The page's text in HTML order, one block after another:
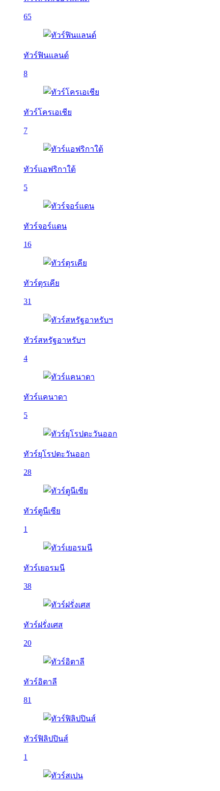
65
ทัวร์ฟินแลนด์
8
ทัวร์โครเอเชีย
7
ทัวร์แอฟริกาใต้
5
ทัวร์จอร์แดน
16
ทัวร์ตุรเคีย
31
ทัวร์สหรัฐอาหรับฯ
4
ทัวร์แคนาดา
5
ทัวร์ยุโรปตะวันออก
28
ทัวร์ตูนีเซีย
1
ทัวร์เยอรมนี
38
ทัวร์ฝรั่งเศส
20
ทัวร์อิตาลี
81
ทัวร์ฟิลิปปินส์
1